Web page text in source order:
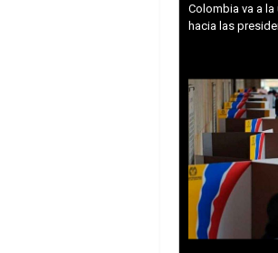
Colombia va a la
hacia las